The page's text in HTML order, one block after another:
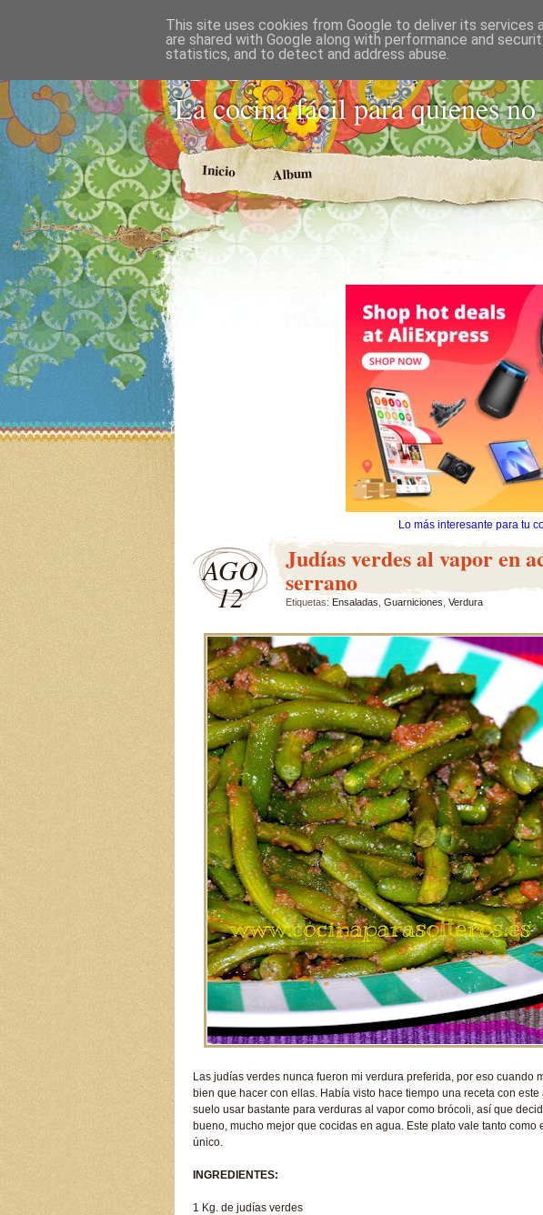
COCINA
La cocina fácil para quienes
Inicio Album
Lo más interesante para tu
AGO
12
Judías verdes al vapor en
serrano
Etiquetas: Ensaladas Guarniciones Verdura
Las judías verdes nunca fueron mi verdura preferida, por eso cuando
bien que hacer con ellas. Había visto hace tiempo una receta con
suelo usar bastante para verduras al vapor como brócoli, así que
bueno, mucho mejor que cocidas en agua. Este plato vale tanto
único.
INGREDIENTES:
1 Kg. de judías verdes
This site uses cookies from Google to deliver its services
are shared with Google along with performance and
statistics, and to detect and address abuse.